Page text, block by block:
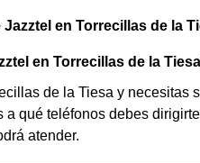
en Torrecillas de la
en Torrecillas de la
de la Tiesa y
a qué teléfonos debes
atender.